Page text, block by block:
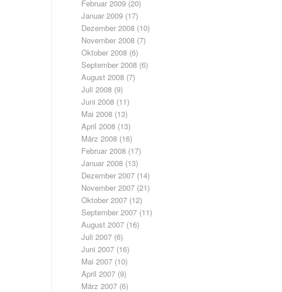
Februar 2009 (20)
Januar 2009 (17)
Dezember 2008 (10)
November 2008 (7)
Oktober 2008 (6)
September 2008 (6)
August 2008 (7)
Juli 2008 (9)
Juni 2008 (11)
Mai 2008 (13)
April 2008 (13)
März 2008 (16)
Februar 2008 (17)
Januar 2008 (13)
Dezember 2007 (14)
November 2007 (21)
Oktober 2007 (12)
September 2007 (11)
August 2007 (16)
Juli 2007 (6)
Juni 2007 (16)
Mai 2007 (10)
April 2007 (9)
März 2007 (6)